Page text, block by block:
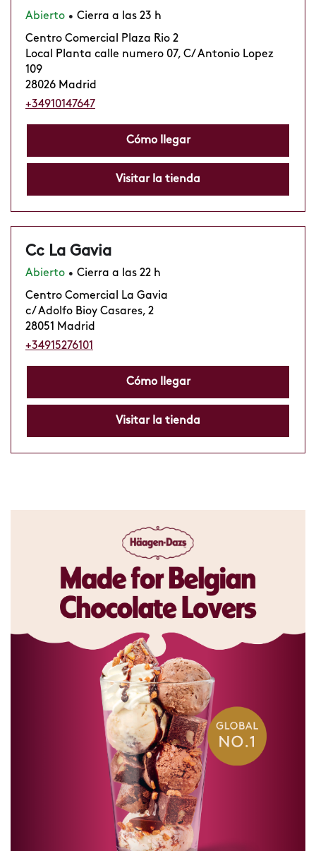
Abierto • Cierra a las 23 h
Centro Comercial Plaza Rio 2
Local Planta calle numero 07, C/ Antonio Lopez
109
28026 Madrid
+34910147647
Cómo llegar
Visitar la tienda
Cc La Gavia
Abierto • Cierra a las 22 h
Centro Comercial La Gavia
c/ Adolfo Bioy Casares, 2
28051 Madrid
+34915276101
Cómo llegar
Visitar la tienda